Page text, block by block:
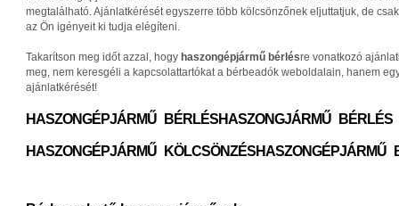
megtalálható. Ajánlatkérését egyszerre több kölcsönzőnek eljuttatjuk, de
az Ön igényeit ki tudja elégíteni.
Takarítson meg időt azzal, hogy haszongépjármű bérlésre vonatkozó
meg, nem keresgéli a kapcsolattartókat a bérbeadók weboldalain, hanem
ajánlatkérését!
HASZONGÉPJÁRMŰ BÉRLÉSHASZONGJÁRMŰ BÉRLÉS
HASZONGÉPJÁRMŰ KÖLCSÖNZÉSHASZONGÉPJÁRMŰ